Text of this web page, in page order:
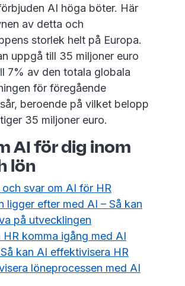
AI höga böter. Här
av detta och
storlek helt på Europa.
uppgå till 35 miljoner euro
7% av den totala globala
för föregående
beroende på vilket belopp
35 miljoner euro.
AI för dig inom
lön
och svar om AI för HR
ligger efter med AI – Så kan
på utvecklingen
HR komma igång med AI
kan AI effektivisera HR
löneprocessen med AI